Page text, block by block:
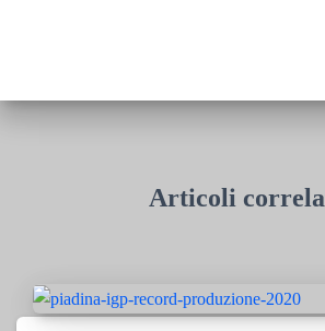
Articoli